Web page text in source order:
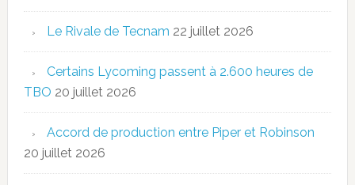
Le Rivale de Tecnam 22 juillet 2026
Certains Lycoming passent à 2.600 heures de
TBO 20 juillet 2026
Accord de production entre Piper et Robinson
20 juillet 2026